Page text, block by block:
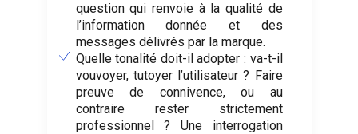
question qui renvoie à la qualité de
l’information donnée et des
messages délivrés par la marque.
Quelle tonalité doit-il adopter : va-t-il
vouvoyer, tutoyer l’utilisateur ? Faire
preuve de connivence, ou au
contraire rester strictement
professionnel ? Une interrogation